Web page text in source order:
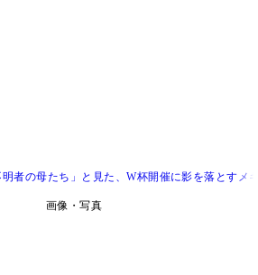
明者の母たち」と見た、W杯開催に影を落とすメ
画像・写真